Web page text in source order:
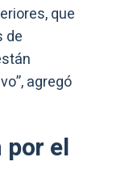
que
de
agregó
el